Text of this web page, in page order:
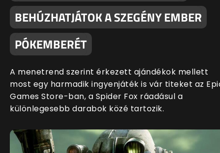
BEHÚZHATJÁTOK A SZEGÉNY EMBER
PÓKEMBERÉT
A menetrend szerint érkezett ajándékok mellett
most egy harmadik ingyenjáték is vár titeket az
Games Store-ban, a Spider Fox ráadásul a
különlegesebb darabok közé tartozik.